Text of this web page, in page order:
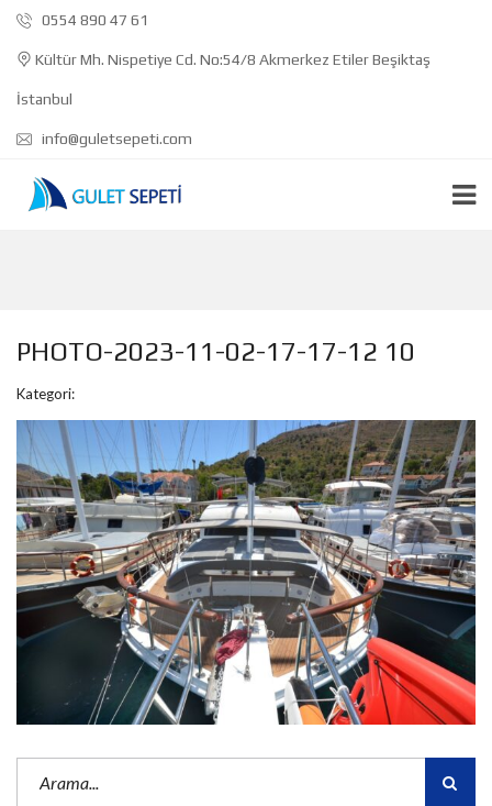
0554 890 47 61
Kültür Mh. Nispetiye Cd. No:54/8 Akmerkez Etiler Beşiktaş
İstanbul
info@guletsepeti.com
PHOTO-2023-11-02-17-17-12 10
Kategori: